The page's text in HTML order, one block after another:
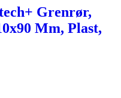
Grenrør,
Mm, Plast,